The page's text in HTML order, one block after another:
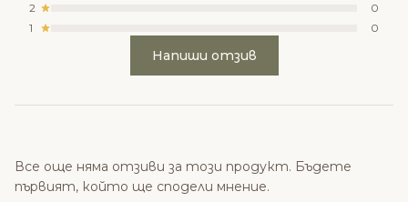
2
0
1
0
Напиши отзив
Все още няма отзиви за този продукт. Бъдете
първият, който ще сподели мнение.